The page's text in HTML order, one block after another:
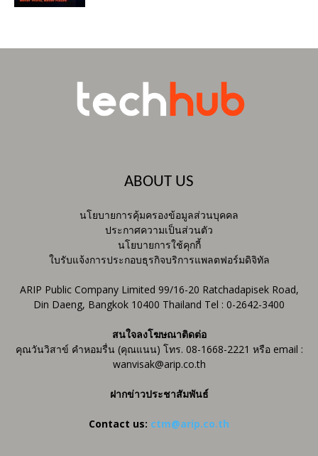
ABOUT US
นโยบายการคุ้มครองข้อมูลส่วนบุคคล
ประกาศความเป็นส่วนตัว
นโยบายการใช้คุกกี้
ใบรับแจ้งการประกอบธุรกิจบริการแพลตฟอร์มดิจิทัล
ARIP Public Company Limited 99/16-20 Ratchadapisek Road,
Din Daeng, Bangkok 10400 Thailand Tel : 0-2642-3400
สนใจลงโฆษณาติดต่อ
คุณวันวิสาข์ คำหอมรื่น (คุณแนน) โทร. 08-1668-2221 หรือ email :
wanvisak@arip.co.th
ฝากข่าวประชาสัมพันธ์
Contact us: ctm@arip.co.th